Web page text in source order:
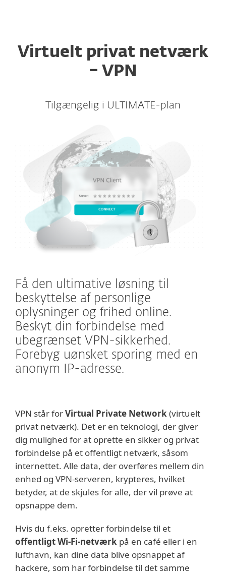
Virtuelt privat netværk
– VPN
Tilgængelig i ULTIMATE-plan
Få den ultimative løsning til
beskyttelse af personlige
oplysninger og frihed online.
Beskyt din forbindelse med
ubegrænset VPN-sikkerhed.
Forebyg uønsket sporing med en
anonym IP-adresse.
VPN står forVirtual Private Network(virtuelt
privat netværk). Det er en teknologi, der giver
dig mulighed for at oprette en sikker og privat
forbindelse på et offentligt netværk, såsom
internettet. Alle data, der overføres mellem din
enhed og VPN-serveren, krypteres, hvilket
betyder, at de skjules for alle, der vil prøve at
opsnappe dem.
Hvis du f.eks. opretter forbindelse til et
offentligt Wi-Fi-netværk på en café eller i en
lufthavn, kan dine data blive opsnappet af
hackere, som har forbindelse til det samme